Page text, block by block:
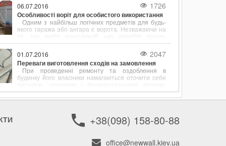
06.07.2016 1726
Особливості воріт для особистого використання
Одним з найбільш логічних предметів для будь-
якого гаража або ангара є ворота. Незважаючи на
те, що вибір конструкцій цих виробів досить
обмежений, з кожним днем покупцям стає все
складніше визначитися зі своєю покупкою.
01.07.2016 2047
Переваги виготовлення сходів на замовлення
При проведенні ремонту та оздоблення в
будинку його власники намагаються оточити себе
якісними, зручними і функціональними речами.
Якщо йдеться про облаштування двоповерхового
будинку або багатоярусної квартири, багато часу
ролі сполучного елемента між поверхами.+38(098) 158-80-88
office@newwall.kiev.ua